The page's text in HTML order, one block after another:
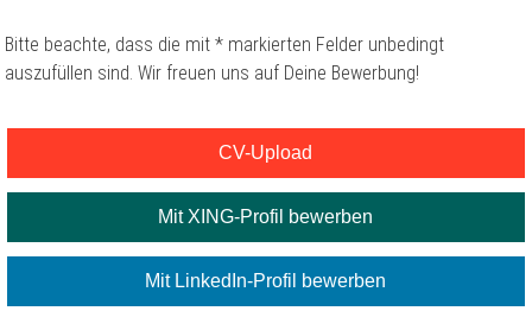
Bitte beachte, dass die mit * markierten Felder unbedingt
auszufüllen sind. Wir freuen uns auf Deine Bewerbung!
CV-Upload
Mit XING-Profil bewerben
Mit LinkedIn-Profil bewerben